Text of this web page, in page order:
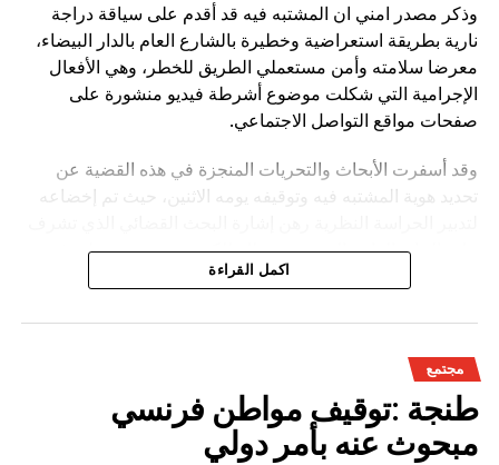
وذكر مصدر امني ان المشتبه فيه قد أقدم على سياقة دراجة
نارية بطريقة استعراضية وخطيرة بالشارع العام بالدار البيضاء،
معرضا سلامته وأمن مستعملي الطريق للخطر، وهي الأفعال
الإجرامية التي شكلت موضوع أشرطة فيديو منشورة على
صفحات مواقع التواصل الاجتماعي.
وقد أسفرت الأبحاث والتحريات المنجزة في هذه القضية عن
تحديد هوية المشتبه فيه وتوقيفه يومه الاثنين، حيث تم إخضاعه
عليه النيابة العامة المختصة، وذلك للكشف عن جميع ظروف
وملابسات وخلفيات هذه القضية، وكذا تحديد كافة
اكمل القراءة
مجتمع
طنجة :توقيف مواطن فرنسي
مبحوث عنه بأمر دولي